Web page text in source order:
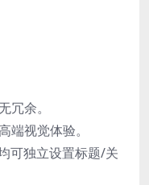
冗余。
端视觉体验。
可独立设置标题/关